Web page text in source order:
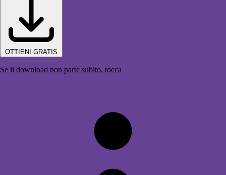
OTTIENI GRATIS
Se il download non parte subito, tocca